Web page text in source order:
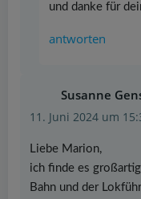
und danke für
antworten
Susanne
11. Juni 2024 um
Liebe Marion,
ich finde es
Bahn und der